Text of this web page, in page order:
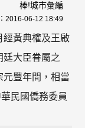
棒!城市彙編
2016-06-12 18:49
經黃典權及王啟
大臣眷屬之
元豐年間，相當
民國僑務委員